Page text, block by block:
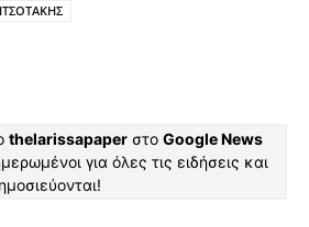
thelarissapaper στο Google News
για όλες τις ειδήσεις και